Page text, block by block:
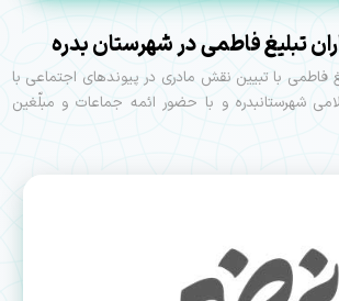
تبلیغ فاطمی در شهرستان بدره
فاطمی با تبیین نقش مادری در پیوندهای اجتماعی با
شهرستانبدره و با حضور ائمه جماعات و مبلّغین